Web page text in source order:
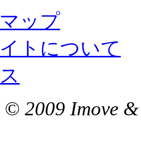
ップ
トについて
2009 Imove